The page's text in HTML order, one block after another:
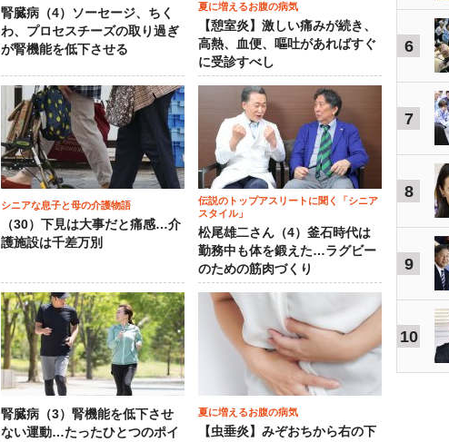
腎臓病（4）ソーセージ、ちく
わ、プロセスチーズの取り過ぎ
が腎機能を低下させる
夏に増えるお腹の病気
【憩室炎】激しい痛みが続き、
高熱、血便、嘔吐があればすぐ
に受診すべし
シニアな息子と母の介護物語
（30）下見は大事だと痛感…介
護施設は千差万別
伝説のトップアスリートに聞く「シニア
スタイル」
松尾雄二さん（4）釜石時代は
勤務中も体を鍛えた…ラグビー
のための筋肉づくり
腎臓病（3）腎機能を低下させ
ない運動…たったひとつのポイ
夏に増えるお腹の病気
【虫垂炎】みぞおちから右の下
6
7
8
9
10